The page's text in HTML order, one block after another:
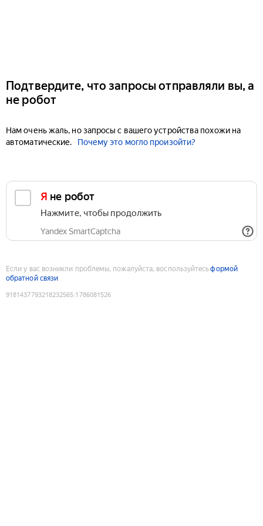
Подтвердите, что запросы отправляли вы, а
не робот
Нам очень жаль, но запросы с вашего устройства похожи на
автоматические.
Почему это могло произойти?
Я не робот
Нажмите, чтобы продолжить
Yandex SmartCaptcha
Если у вас возникли проблемы, пожалуйста, воспользуйтесьформой
обратной связи
9181437793218232565:1786081526